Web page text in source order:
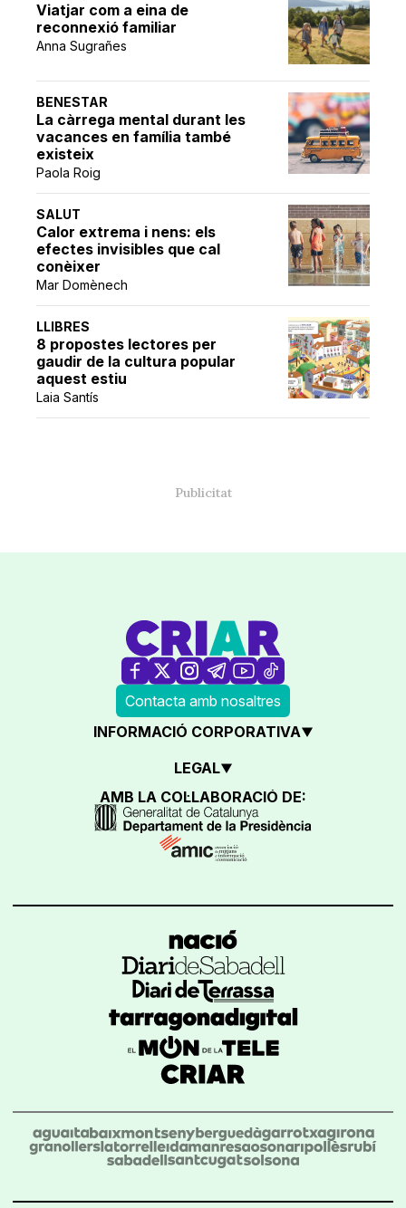
Viatjar com a eina de
reconnexió familiar
Anna Sugrañes
BENESTAR
La càrrega mental durant les
vacances en família també
existeix
Paola Roig
SALUT
Calor extrema i nens: els
efectes invisibles que cal
conèixer
Mar Domènech
LLIBRES
8 propostes lectores per
gaudir de la cultura popular
aquest estiu
Laia Santís
Contacta amb nosaltres
INFORMACIÓ CORPORATIVA
LEGAL
AMB LA COL·LABORACIÓ DE: